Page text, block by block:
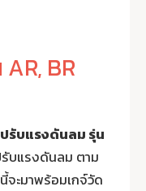
BR
บแรงดันลม รุ่น
บแรงดันลม ตาม
จะมาพร้อมเกจ์วัด